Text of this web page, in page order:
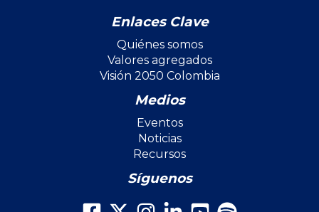
Enlaces Clave
Quiénes somos
Valores agregados
Visión 2050 Colombia
Medios
Eventos
Noticias
Recursos
Síguenos